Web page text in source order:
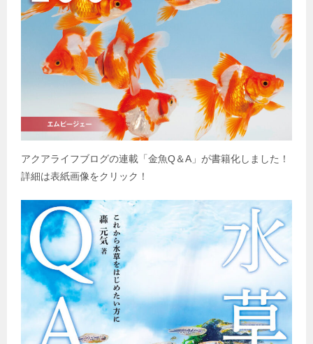
アクアライフブログの連載「金魚Q＆A 」が書籍化しました！
詳細は表紙画像をクリック！